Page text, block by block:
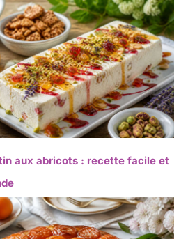
aux abricots : recette facile et